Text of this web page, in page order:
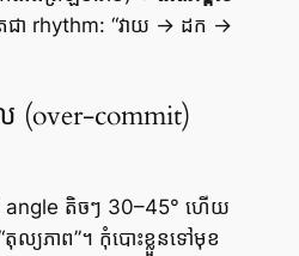
ជា rhythm: “វាយ → ដក →
(over-commit)
angle តិចៗ 30–45° ហើយ
ល្យភាព”។ កុំបោះខ្លួនទៅមុខ